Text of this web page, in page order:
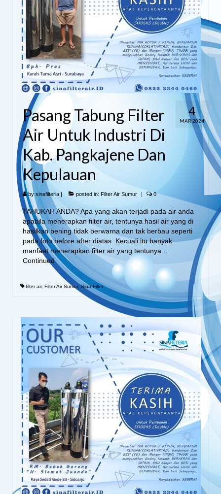
4
MAR 2024
Pasang Tabung Filter
Air Untuk Industri Di
Kab. Pangkajene Dan
Kepulauan
bysinafilteria | posted in: Filter Air Sumur | 0
TAHUKAH ANDA? Apa yang akan terjadi pada air anda
apabila menerapkan filter air, tentunya hasil air yang di
hasilkan bening tidak berwarna dan tak berbau seperti
pada foto before after diatas. Kecuali itu banyak
manfaat menerapkan filter air yang tentunya …
Continued
filter air, Filter Air Sumur,Sina Filter